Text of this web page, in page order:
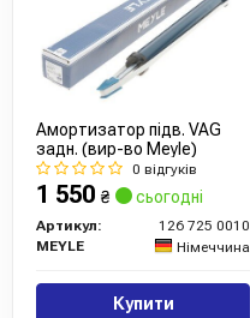
Амортизатор підв. VAG
задн. (вир-во Meyle)
0 відгуків
1 550 ₴ сьогодні
Артикул:
126 725 0010
MEYLE
Німеччина
Купити